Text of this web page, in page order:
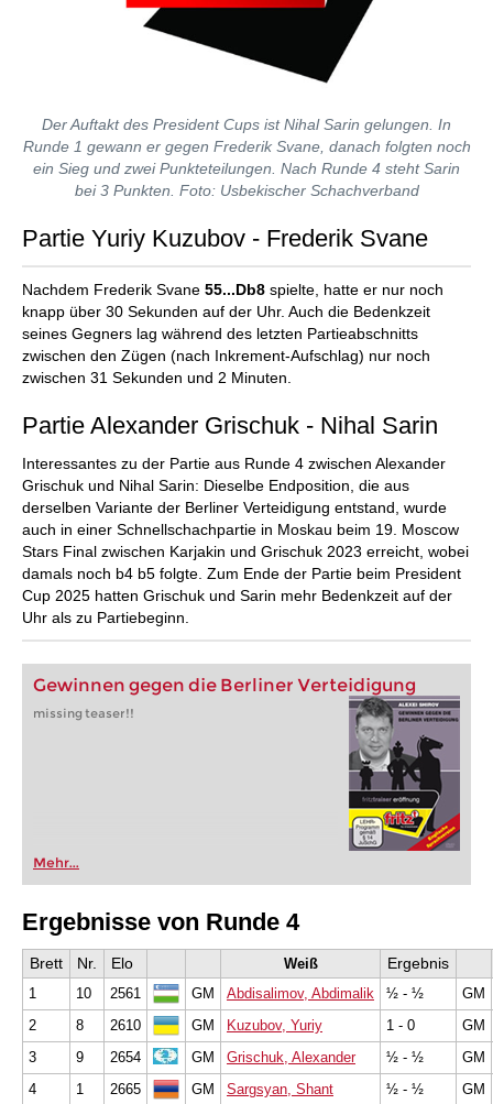
Der Auftakt des President Cups ist Nihal Sarin gelungen. In
Runde 1 gewann er gegen Frederik Svane, danach folgten noch
ein Sieg und zwei Punkteteilungen. Nach Runde 4 steht Sarin
bei 3 Punkten. Foto: Usbekischer Schachverband
Partie Yuriy Kuzubov - Frederik Svane
Nachdem Frederik Svane 55...Db8 spielte, hatte er nur noch
knapp über 30 Sekunden auf der Uhr. Auch die Bedenkzeit
seines Gegners lag während des letzten Partieabschnitts
zwischen den Zügen (nach Inkrement-Aufschlag) nur noch
zwischen 31 Sekunden und 2 Minuten.
Partie Alexander Grischuk - Nihal Sarin
Interessantes zu der Partie aus Runde 4 zwischen Alexander
Grischuk und Nihal Sarin: Dieselbe Endposition, die aus
derselben Variante der Berliner Verteidigung entstand, wurde
auch in einer Schnellschachpartie in Moskau beim 19. Moscow
Stars Final zwischen Karjakin und Grischuk 2023 erreicht, wobei
damals noch b4 b5 folgte. Zum Ende der Partie beim President
Cup 2025 hatten Grischuk und Sarin mehr Bedenkzeit auf der
Uhr als zu Partiebeginn.
Gewinnen gegen die Berliner Verteidigung
missing teaser!!
Mehr...
Ergebnisse von Runde 4
Brett Nr. Elo Weiß Ergebnis
1 10 2561 GM Abdisalimov, Abdimalik ½ - ½
GM
2
8 2610 GM Kuzubov, Yuriy 1 - 0
GM
3
9 2654 GM Grischuk, Alexander ½ - ½
GM
4
1 2665 GM Sargsyan, Shant ½ - ½ GM